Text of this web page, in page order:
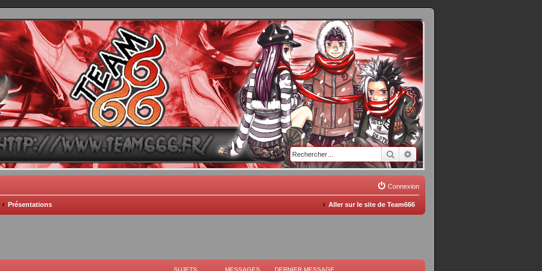
666
One, Blaster Knuckle et Death Trance
RechercherRecherche avancée
Connexion
Présentations Aller sur le site de Team666
SUJETS MESSAGES DERNIER MESSAGE